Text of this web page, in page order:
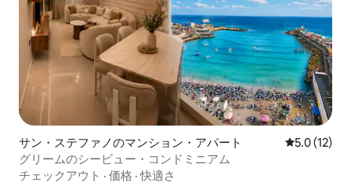
サン・ステファノのマンション・アパート レビュー12
5.0 (12)
グリームのシービュー・コンドミニアム
チェックアウト · 価格 ·快適さ